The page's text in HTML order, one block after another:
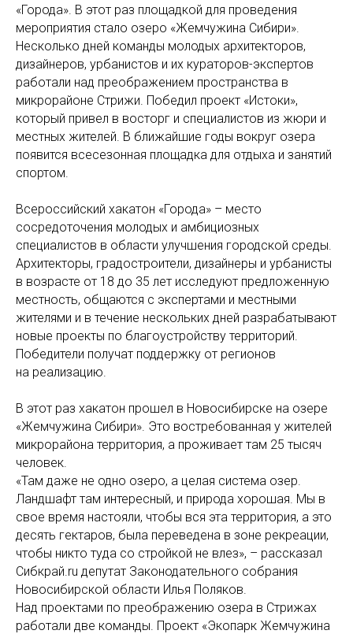
«Города». В этот раз площадкой для проведения
мероприятия стало озеро «Жемчужина Сибири».
Несколько дней команды молодых архитекторов,
дизайнеров, урбанистов и их кураторов-экспертов
работали над преображением пространства в
микрорайоне Стрижи. Победил проект «Истоки»,
который привел в восторг и специалистов из жюри и
местных жителей. В ближайшие годы вокруг озера
появится всесезонная площадка для отдыха и занятий
спортом.
Всероссийский хакатон «Города» – место
сосредоточения молодых и амбициозных
специалистов в области улучшения городской среды.
Архитекторы, градостроители, дизайнеры и урбанисты
в возрасте от 18 до 35 лет исследуют предложенную
местность, общаются с экспертами и местными
жителями и в течение нескольких дней разрабатывают
новые проекты по благоустройству территорий.
Победители получат поддержку от регионов
на реализацию.
В этот раз хакатон прошел в Новосибирске на озере
«Жемчужина Сибири». Это востребованная у жителей
микрорайона территория, а проживает там 25 тысяч
человек.
«Там даже не одно озеро, а целая система озер.
Ландшафт там интересный, и природа хорошая. Мы в
свое время настояли, чтобы вся эта территория, а это
десять гектаров, была переведена в зоне рекреации,
чтобы никто туда со стройкой не влез», – рассказал
Сибкрай.ru депутат Законодательного собрания
Новосибирской области Илья Поляков.
Над проектами по преображению озера в Стрижах
работали две команды. Проект «Экопарк Жемчужина